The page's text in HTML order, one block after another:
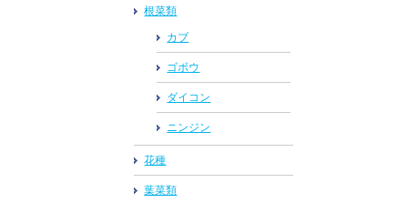
根菜類
カブ
ゴボウ
ダイコン
ニンジン
花種
葉菜類